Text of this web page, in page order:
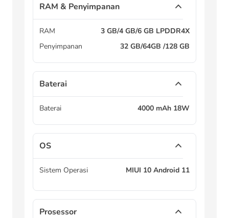
RAM & Penyimpanan
RAM
3 GB/4 GB/6 GB LPDDR4X
Penyimpanan
32 GB/64GB /128 GB
Baterai
Baterai 4000 mAh 18W
OS
Sistem Operasi MIUI 10 Android 11
Prosessor